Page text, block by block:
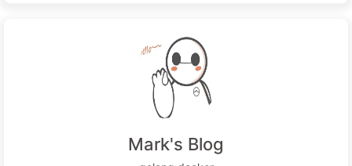
Mark's Blog